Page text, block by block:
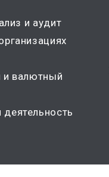
и аудит
деятельность